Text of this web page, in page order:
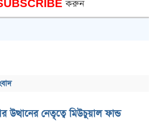
করুন
উত্থানের নেতৃত্বে মিউচুয়াল ফান্ড